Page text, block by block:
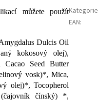
můžete použít
Dulcis Oil
kokosový olej),
Cacao Seed Butter
vosk)*, Mica,
olej)*, Tocopherol
čínský) *,
Kategorie
EAN: